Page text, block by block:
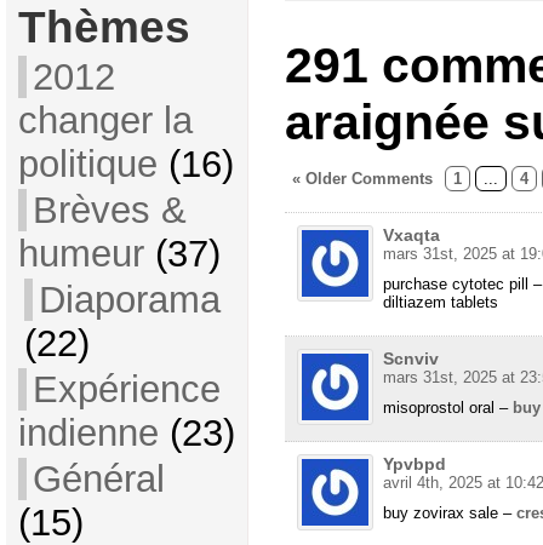
Thèmes
2012
changer la
politique (16)
Brèves &
humeur(37)
Diaporama
(22)
Expérience
indienne (23)
Général
(15)
291
araignée
« Older Comments 1 ... 4
Vxaqta
mars 31st, 2025 at
purchase cytotec pill
diltiazem tablets
Scnviv
mars 31st, 2025 at
misoprostol oral –
Ypvbpd
avril 4th, 2025 at 10:42
buy zovirax sale –